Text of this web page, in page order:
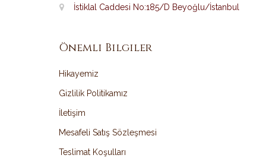
İstiklal Caddesi No:185/D Beyoğlu/İstanbul
Önemli Bilgiler
Hikayemiz
Gizlilik Politikamız
İletişim
Mesafeli Satış Sözleşmesi
Teslimat Koşulları